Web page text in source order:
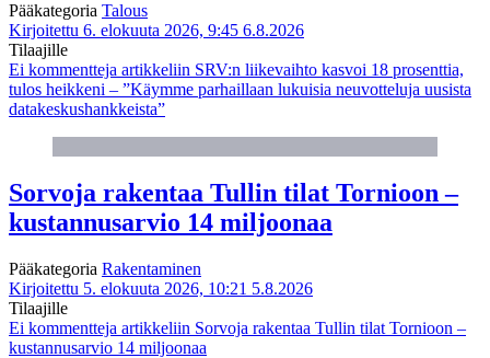
Pääkategoria Talous
Kirjoitettu 6. elokuuta 2026, 9:45 6.8.2026
Tilaajille
Ei kommentteja artikkeliin SRV:n liikevaihto kasvoi 18 prosenttia,
tulos heikkeni – ”Käymme parhaillaan lukuisia neuvotteluja uusista
datakeskushankkeista”
Sorvoja rakentaa Tullin tilat Tornioon –
kustannusarvio 14 miljoonaa
Pääkategoria Rakentaminen
Kirjoitettu 5. elokuuta 2026, 10:21 5.8.2026
Tilaajille
Ei kommentteja artikkeliin Sorvoja rakentaa Tullin tilat Tornioon –
kustannusarvio 14 miljoonaa